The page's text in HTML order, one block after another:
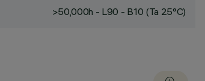
>50,000h - L90 - B10 (Ta 25°C)